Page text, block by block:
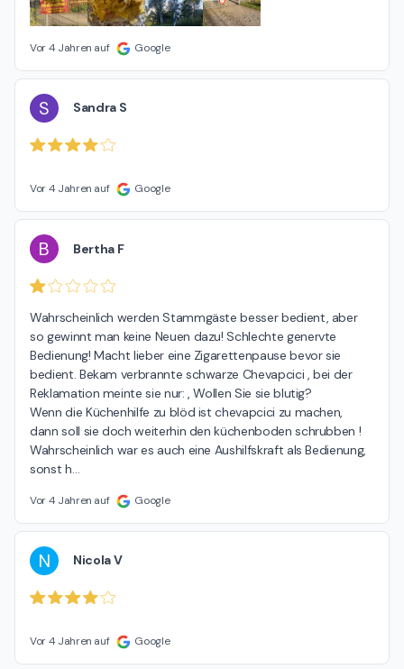
Vor 4 Jahren auf Google
S Sandra S
Vor 4 Jahren auf Google
B Bertha F
Wahrscheinlich werden Stammgäste besser bedient, aber
so gewinnt man keine Neuen dazu! Schlechte genervte
Bedienung! Macht lieber eine Zigarettenpause bevor sie
bedient. Bekam verbrannte schwarze Chevapcici , bei der
Reklamation meinte sie nur: ‚ Wollen Sie sie blutig?
Wenn die Küchenhilfe zu blöd ist chevapcici zu machen,
dann soll sie doch weiterhin den küchenboden schrubben !
Wahrscheinlich war es auch eine Aushilfskraft als Bedienung,
sonst h…
Vor 4 Jahren auf Google
N Nicola V
Vor 4 Jahren auf Google